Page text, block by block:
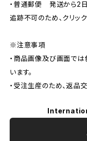
・普通郵便 発送から2日
追跡不可のため、クリッ
※注意事項
・商品画像及び画面で
います。
・受注生産のため、返品